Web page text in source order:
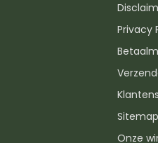
Privacy
Sitemap
Onze